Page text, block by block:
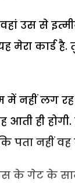
उस से
मेरा
नहीं लग रह
आती ही
पता नहीं
के गेट के